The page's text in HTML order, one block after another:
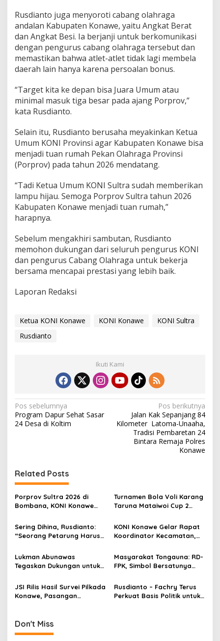
Rusdianto juga menyoroti cabang olahraga
andalan Kabupaten Konawe, yaitu Angkat Berat
dan Angkat Besi. Ia berjanji untuk berkomunikasi
dengan pengurus cabang olahraga tersebut dan
memastikan bahwa atlet-atlet tidak lagi membela
daerah lain hanya karena persoalan bonus.
“Target kita ke depan bisa Juara Umum atau
minimal masuk tiga besar pada ajang Porprov,”
kata Rusdianto.
Selain itu, Rusdianto berusaha meyakinkan Ketua
Umum KONI Provinsi agar Kabupaten Konawe bisa
menjadi tuan rumah Pekan Olahraga Provinsi
(Porprov) pada tahun 2026 mendatang.
“Tadi Ketua Umum KONI Sultra sudah memberikan
lampu hijau. Semoga Porprov Sultra tahun 2026
Kabupaten Konawe menjadi tuan rumah,”
harapnya.
Sebelum mengakhiri sambutan, Rusdianto
memohon dukungan dari seluruh pengurus KONI
dan pengurus Cabang Olahraga untuk bekerja
bersama mencapai prestasi yang lebih baik.
Laporan Redaksi
Ketua KONI Konawe KONI Konawe
KONI Sultra
Rusdianto
Ikuti Kami
N
a
a
s
i
o
Pos sebelumnya
Program Dapur Sehat Sasar
24 Desa di Koltim
Pos berikutnya
Jalan Kak Sepanjang 84
Kilometer Latoma-Unaaha,
Tradisi Pembaretan 24
Bintara Remaja Polres
Konawe
Related Posts
Porprov Sultra 2026 di
Bombana, KONI Konawe
Membela Daerah Lain
Turnamen Bola Voli Karang
Taruna Mataiwoi Cup 2
Dukung Penuh Pembinaan
Atlet Muda
Sering Dihina, Rusdianto:
“Seorang Petarung Harus
KONI Konawe Gelar Rapat
Koordinator Kecamatan,
2026
Lukman Abunawas
Tegaskan Dukungan untuk
Pilkada Konawe
Masyarakat Tongauna: RD-
FPK, Simbol Bersatunya
Konawe
JSI Rilis Hasil Survei Pilkada
Konawe, Pasangan
Rusdianto – Fachry Terus
Perkuat Basis Politik untuk
Don't Miss